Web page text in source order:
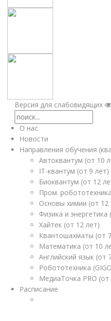
Версия для слабовидящих
О нас
Новости
Направления обучения
Автоквантум (от 10
IT-квантум (от 9 лет)
Биоквантум (от 12
Пром.
Основы химии (от 12
Физика и энергетика
Хайтек (от 12 лет)
Квантошахматы (от
Математика (от 10
Английский язык (от
Робототехника
МедиаТочка PRO (от
Расписание